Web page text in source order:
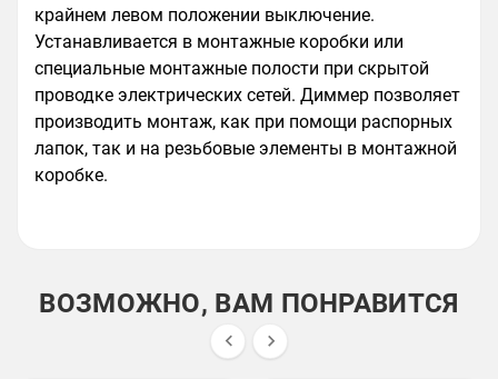
крайнем левом положении выключение.
Устанавливается в монтажные коробки или
специальные монтажные полости при скрытой
проводке электрических сетей. Диммер позволяет
производить монтаж, как при помощи распорных
лапок, так и на резьбовые элементы в монтажной
коробке.
ВОЗМОЖНО, ВАМ ПОНРАВИТСЯ
 